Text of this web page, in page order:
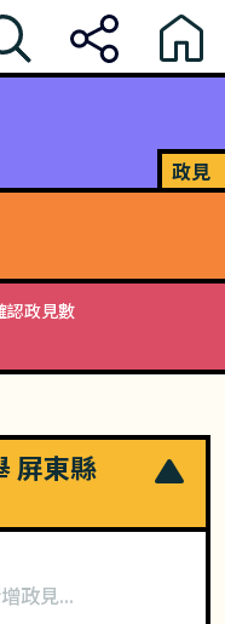
政見
認政見數
屏東縣
政見...